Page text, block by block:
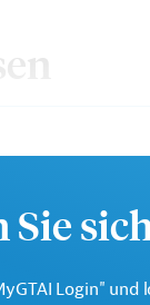
und
Sie
Login" und